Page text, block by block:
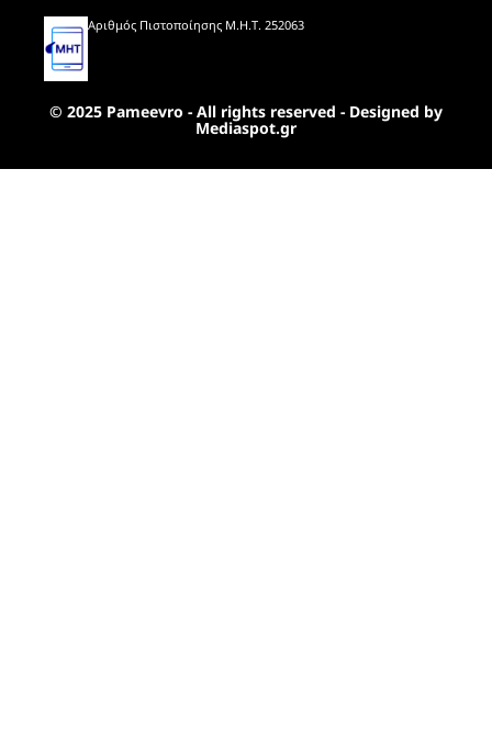
Αριθμός Πιστοποίησης Μ.Η.Τ. 252063
© 2025 Pameevro - All rights reserved - Designed by
Mediaspot.gr